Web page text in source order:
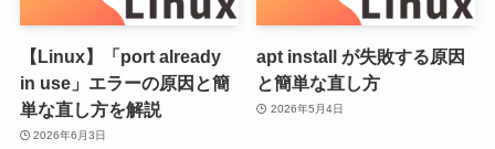
【Linux】「port already
in use」エラーの原因と簡
単な直し方を解説
2026年6月3日
apt install が失敗する原因
と簡単な直し方
2026年5月4日